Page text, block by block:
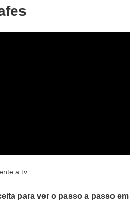
a tv.
para ver o passo a passo em